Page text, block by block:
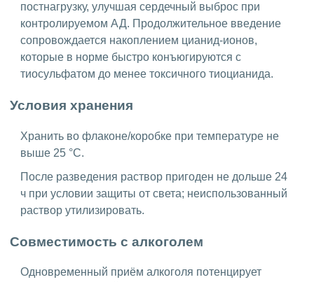
постнагрузку, улучшая сердечный выброс при
контролируемом АД. Продолжительное введение
сопровождается накоплением цианид-ионов,
которые в норме быстро конъюгируются с
тиосульфатом до менее токсичного тиоцианида.
Условия хранения
Хранить во флаконе/коробке при температуре не
выше 25 °C.
После разведения раствор пригоден не дольше 24
ч при условии защиты от света; неиспользованный
раствор утилизировать.
Совместимость с алкоголем
Одновременный приём алкоголя потенцирует